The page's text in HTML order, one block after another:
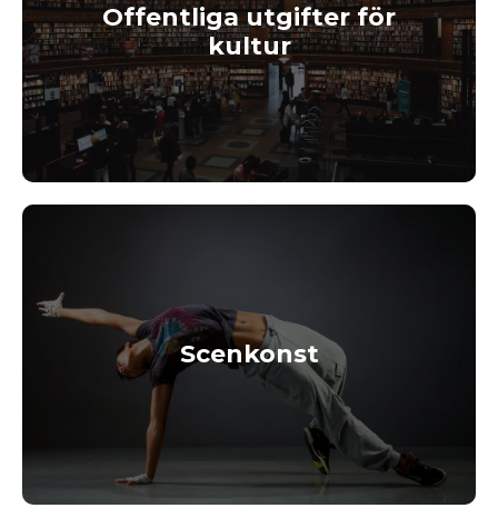
Offentliga utgifter för
kultur
Scenkonst